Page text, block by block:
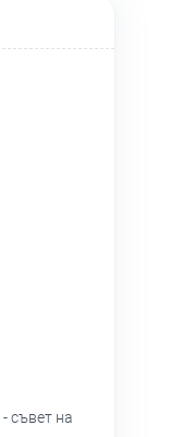
- съвет на